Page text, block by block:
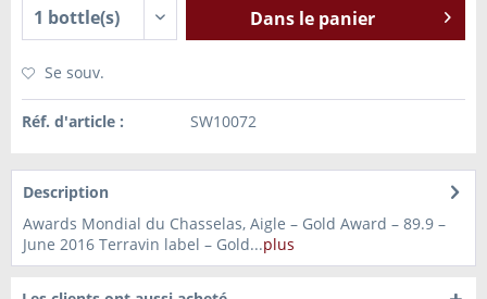
Dans le panier
Se souv.
Réf. d'article : SW10072
Description
Awards Mondial du Chasselas, Aigle – Gold Award – 89.9 –
June 2016 Terravin label – Gold...plus